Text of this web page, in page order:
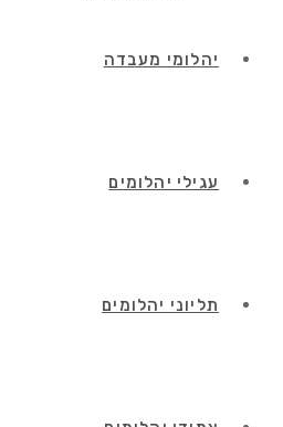
יהלומי מעבדה
עגילי יהלומים
תליוני יהלומים